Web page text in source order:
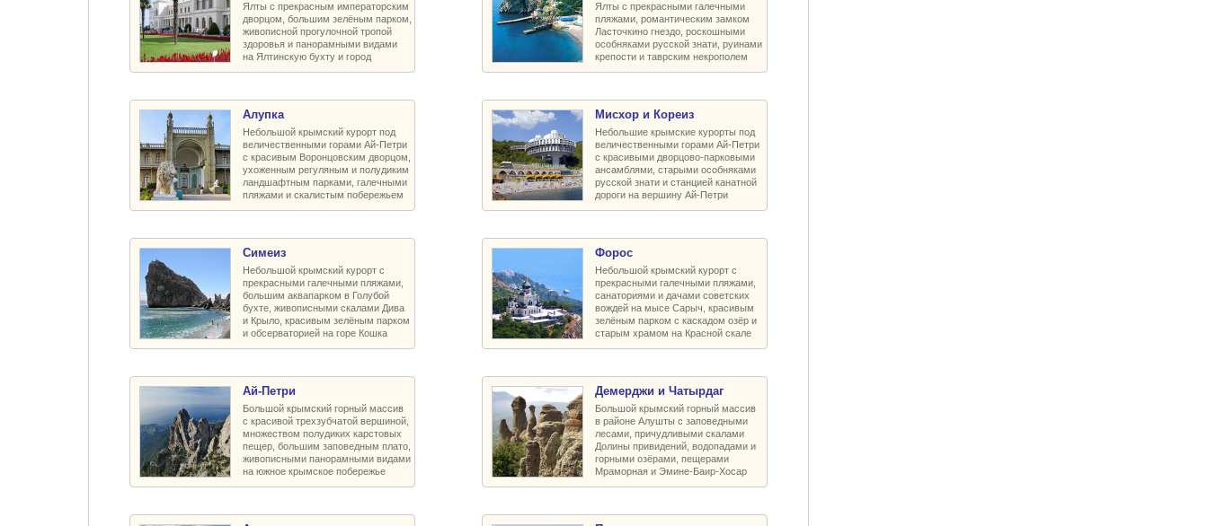
Ялты с прекрасным императорским
дворцом, большим зелёным парком,
живописной прогулочной тропой
здоровья и панорамными видами
на Ялтинскую бухту и город
Ялты с прекрасными галечными
пляжами, романтическим замком
Ласточкино гнездо, роскошными
особняками русской знати, руинами
крепости и таврским некрополем
Алупка
Небольшой крымский курорт под
величественными горами Ай-Петри
с красивым Воронцовским дворцом,
ухоженным регуляным и полудиким
ландшафтным парками, галечными
пляжами и скалистым побережьем
Мисхор и Кореиз
Небольшие крымские курорты под
величественными горами Ай-Петри
с красивыми дворцово-парковыми
ансамблями, старыми особняками
русской знати и станцией канатной
дороги на вершину Ай-Петри
Симеиз
Небольшой крымский курорт с
прекрасными галечными пляжами,
большим аквапарком в Голубой
бухте, живописными скалами Дива
и Крыло, красивым зелёным парком
и обсерваторией на горе Кошка
Форос
Небольшой крымский курорт с
прекрасными галечными пляжами,
санаториями и дачами советских
вождей на мысе Сарыч, красивым
зелёным парком с каскадом озёр и
старым храмом на Красной скале
Ай-Петри
Большой крымский горный массив
с красивой трехзубчатой вершиной,
множеством полудиких карстовых
пещер, большим заповедным плато,
живописными панорамными видами
на южное крымское побережье
Демерджи и Чатырдаг
Большой крымский горный массив
в районе Алушты с заповедными
лесами, причудливыми скалами
Долины привидений, водопадами и
горными озёрами, пещерами
Мраморная и Эмине-Баир-Хосар